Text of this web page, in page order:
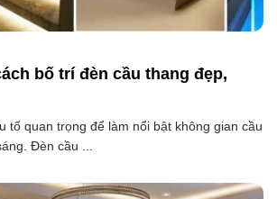
bố trí đèn cầu thang đẹp,
tố quan trọng để làm nổi bật không gian cầu
Đèn cầu ...